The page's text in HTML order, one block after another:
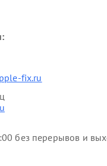
fix.ru
без перерывов и